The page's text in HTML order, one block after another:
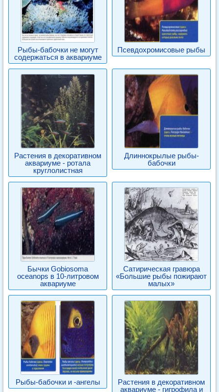
Рыбы-бабочки не могут
содержаться в аквариуме
Псевдохромисовые рыбы
Растения в декоративном
аквариуме - ротала
круглолистная
Длиннокрылые рыбы-
бабочки
Бычки Gobiosoma
oceanops в 10-литровом
аквариуме
Сатирическая гравюра
«Большие рыбы пожирают
малых»
Рыбы-бабочки и -ангелы
Растения в декоративном
аквариуме - гигрофила и